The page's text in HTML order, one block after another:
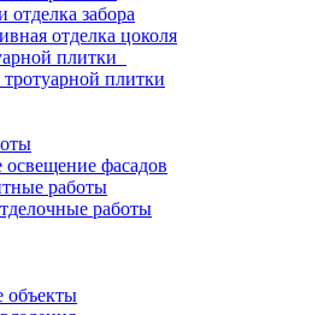
отделка забора
отделка цоколя
плитки
тротуарной плитки
фасадов
работы
работы
объекты